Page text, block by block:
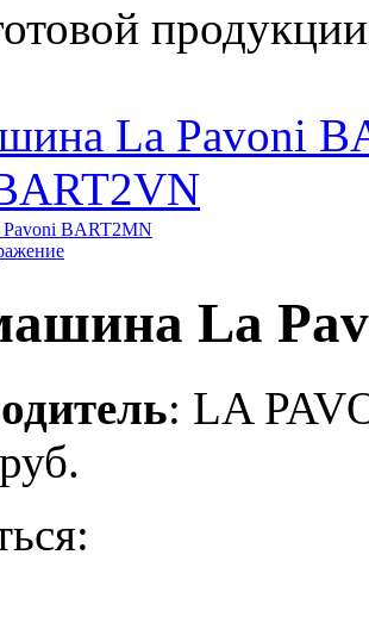
La Pavoni
La
: LA